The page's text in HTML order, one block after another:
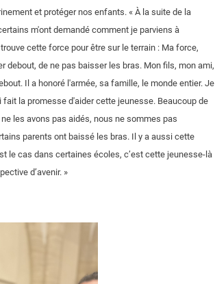
et protéger nos enfants. « À la suite de la
m'ont demandé comment je parviens à
cette force pour être sur le terrain : Ma force,
debout, de ne pas baisser les bras. Mon fils, mon ami,
Il a honoré l'armée, sa famille, le monde entier. Je
la promesse d'aider cette jeunesse. Beaucoup de
les avons pas aidés, nous ne sommes pas
parents ont baissé les bras. Il y a aussi cette
le cas dans certaines écoles, c’est cette jeunesse-là
d’avenir. »